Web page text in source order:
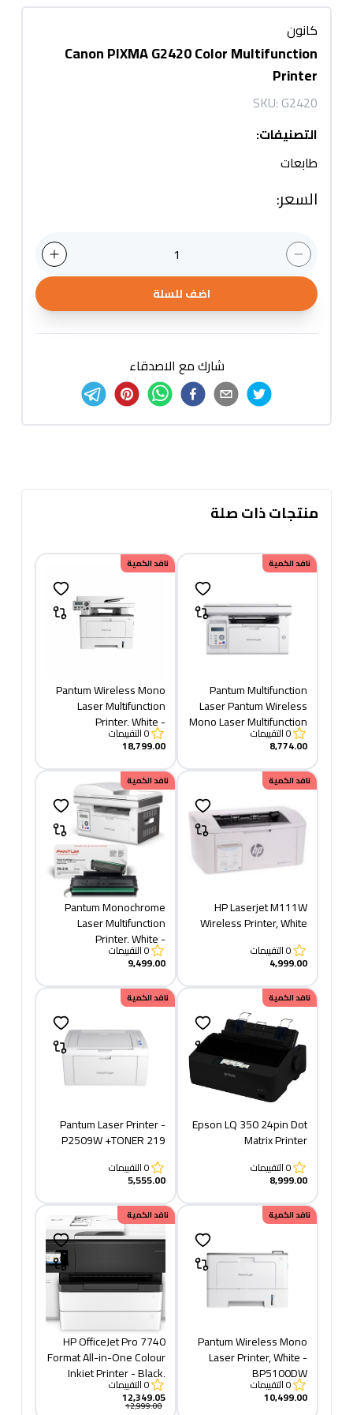
كانون
Canon PIXMA G2420 Color​ Multifunction
Printer
SKU: G2420
التصنيفات:
طابعات
السعر:
1
اضف للسلة
شارك مع الاصدقاء
منتجات ذات صلة
نافد الكمية
Pantum Multifunction
Laser Pantum Wireless
Mono Laser Multifunction
Printer, White -
M6509NW +TONER 219
0التقييمات
8,774.00
نافد الكمية
Pantum Wireless Mono
Laser Multifunction
Printer, White -
BM5100ADW
0التقييمات
18,799.00
نافد الكمية
HP Laserjet M111W
Wireless Printer, White
0التقييمات
4,999.00
نافد الكمية
Pantum Monochrome
Laser Multifunction
Printer, White -
M6559NW + TONER 219
0التقييمات
9,499.00
نافد الكمية
Epson LQ 350 24pin Dot
Matrix Printer
0التقييمات
8,999.00
نافد الكمية
Pantum Laser Printer -
P2509W +TONER 219
0التقييمات
5,555.00
نافد الكمية
Pantum Wireless Mono
Laser Printer, White -
BP5100DW
0التقييمات
10,499.00
خصم649.95
نافد الكمية
HP OfficeJet Pro 7740
Format All-in-One Colour
Inkjet Printer - Black,
White
0التقييمات
12,349.05
12,999.00